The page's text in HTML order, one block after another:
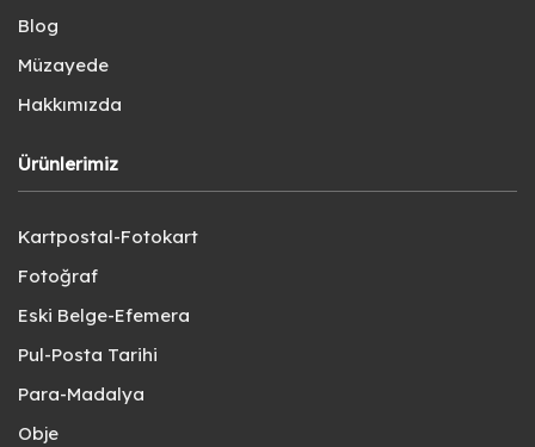
Blog
Müzayede
Hakkımızda
Ürünlerimiz
Kartpostal-Fotokart
Fotoğraf
Eski Belge-Efemera
Pul-Posta Tarihi
Para-Madalya
Obje